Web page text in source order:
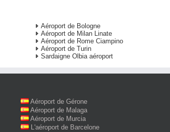
Aéroport de Bologne
Aéroport de Milan Linate
Aéroport de Rome Ciampino
Aéroport de Turin
Sardaigne Olbia aéroport
Aéroport de Gérone
Aéroport de Malaga
Aéroport de Murcia
L'aéroport de Barcelone